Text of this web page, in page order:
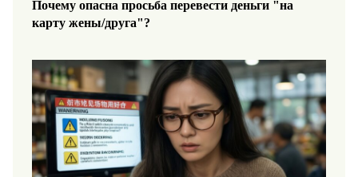
Почему опасна просьба перевести деньги "на
карту жены/друга"?